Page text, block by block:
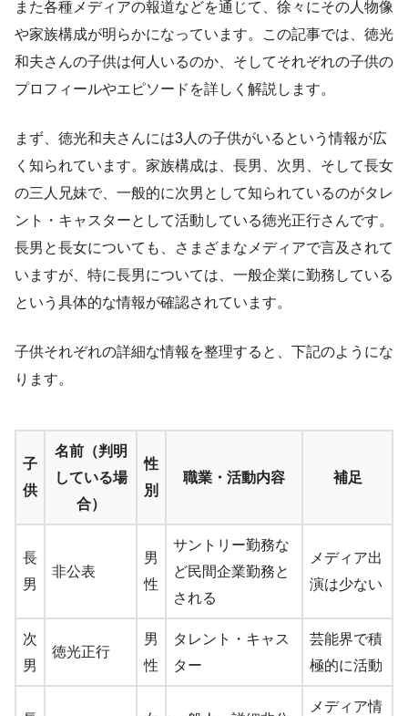
また各種メディアの報道などを通じて、徐々にその人物像
や家族構成が明らかになっています。この記事では、徳光
和夫さんの子供は何人いるのか、そしてそれぞれの子供の
プロフィールやエピソードを詳しく解説します。
まず、徳光和夫さんには3人の子供がいるという情報が広
く知られています。家族構成は、長男、次男、そして長女
の三人兄妹で、一般的に次男として知られているのがタレ
ント・キャスターとして活動している徳光正行さんです。
長男と長女についても、さまざまなメディアで言及されて
いますが、特に長男については、一般企業に勤務している
という具体的な情報が確認されています。
子供それぞれの詳細な情報を整理すると、下記のようにな
ります。
子
供
名前（判明
している場
合）
性
別
職業・活動内容 補足
長
男
非公表
男
性
サントリー勤務な
ど民間企業勤務と
される
メディア出
演は少ない
次
男
徳光正行
男
性
タレント・キャス
ター
芸能界で積
極的に活動
メディア情